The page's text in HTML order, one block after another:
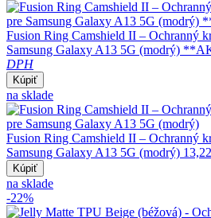
Fusion Ring Camshield II – Ochranný
Samsung Galaxy A13 5G (modrý)
DPH
Kúpiť
na sklade
Fusion Ring Camshield II – Ochranný
Samsung Galaxy A13 5G (modrý)
Kúpiť
na sklade
-22%